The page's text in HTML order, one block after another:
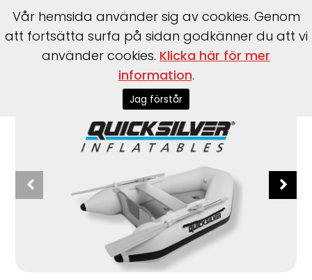
Gummibåtar>Tendy 200–240
Vår hemsida använder sig av cookies. Genom
att fortsätta surfa på sidan godkänner du att vi
använder cookies. Klicka här för mer
information.
Jag förstår